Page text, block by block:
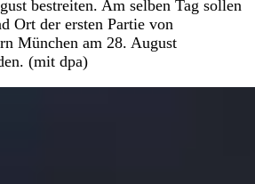
bestreiten. Am selben Tag sollen
Ort der ersten Partie von
München am 28. August
(mit dpa)